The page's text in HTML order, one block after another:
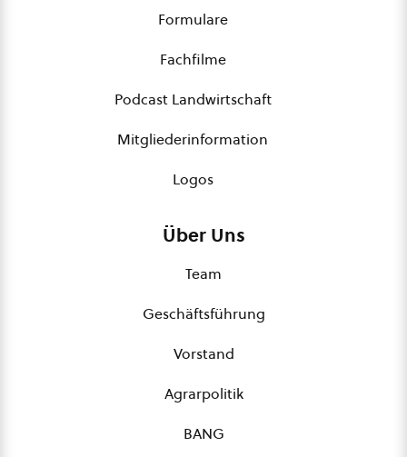
Formulare
Fachfilme
Podcast Landwirtschaft
Mitgliederinformation
Logos
Über Uns
Team
Geschäftsführung
Vorstand
Agrarpolitik
BANG